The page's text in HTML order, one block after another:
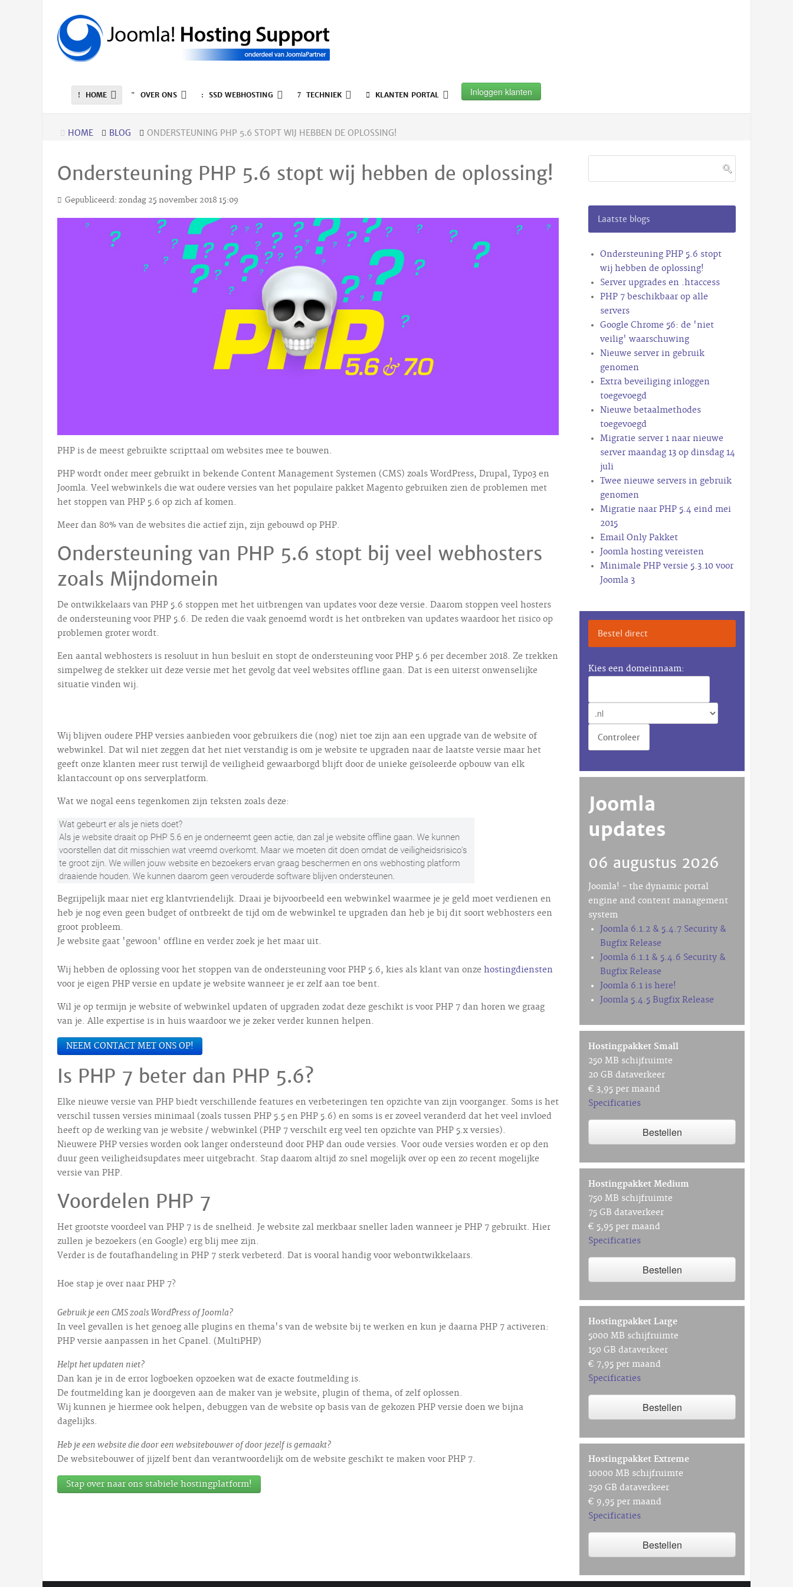
HOME OVER ONS SSD WEBHOSTING TECHNIEK KLANTEN PORTAL Inloggen klanten
HOME BLOG ONDERSTEUNING PHP 5.6 STOPT WIJ HEBBEN DE OPLOSSING!
Ondersteuning PHP 5.6 stopt wij hebben de oplossing!
Gepubliceerd: zondag 25 november 2018 15:09
PHP is de meest gebruikte scripttaal om websites mee te bouwen.
PHP wordt onder meer gebruikt in bekende Content Management Systemen (CMS) zoals WordPress, Drupal, Typo3 en
Joomla. Veel webwinkels die wat oudere versies van het populaire pakket Magento gebruiken zien de problemen met
het stoppen van PHP 5.6 op zich af komen.
Meer dan 80% van de websites die actief zijn, zijn gebouwd op PHP.
Ondersteuning van PHP 5.6 stopt bij veel webhosters
zoals Mijndomein
De ontwikkelaars van PHP 5.6 stoppen met het uitbrengen van updates voor deze versie. Daarom stoppen veel hosters
de ondersteuning voor PHP 5.6. De reden die vaak genoemd wordt is het ontbreken van updates waardoor het risico op
problemen groter wordt.
Een aantal webhosters is resoluut in hun besluit en stopt de ondersteuning voor PHP 5.6 per december 2018. Ze trekken
simpelweg de stekker uit deze versie met het gevolg dat veel websites offline gaan. Dat is een uiterst onwenselijke
situatie vinden wij.
Wij blijven oudere PHP versies aanbieden voor gebruikers die (nog) niet toe zijn aan een upgrade van de website of
webwinkel. Dat wil niet zeggen dat het niet verstandig is om je website te upgraden naar de laatste versie maar het
geeft onze klanten meer rust terwijl de veiligheid gewaarborgd blijft door de unieke geïsoleerde opbouw van elk
klantaccount op ons serverplatform.
Wat we nogal eens tegenkomen zijn teksten zoals deze:
Begrijpelijk maar niet erg klantvriendelijk. Draai je bijvoorbeeld een webwinkel waarmee je je geld moet verdienen en
heb je nog even geen budget of ontbreekt de tijd om de webwinkel te upgraden dan heb je bij dit soort webhosters een
groot probleem.
Je website gaat 'gewoon' offline en verder zoek je het maar uit.
Wij hebben de oplossing voor het stoppen van de ondersteuning voor PHP 5.6, kies als klant van onze hostingdiensten
voor je eigen PHP versie en update je website wanneer je er zelf aan toe bent.
Wil je op termijn je website of webwinkel updaten of upgraden zodat deze geschikt is voor PHP 7 dan horen we graag
van je. Alle expertise is in huis waardoor we je zeker verder kunnen helpen.
NEEM CONTACT MET ONS OP!
Is PHP 7 beter dan PHP 5.6?
Elke nieuwe versie van PHP biedt verschillende features en verbeteringen ten opzichte van zijn voorganger. Soms is het
verschil tussen versies minimaal (zoals tussen PHP 5.5 en PHP 5.6) en soms is er zoveel veranderd dat het veel invloed
heeft op de werking van je website / webwinkel (PHP 7 verschilt erg veel ten opzichte van PHP 5.x versies).
Nieuwere PHP versies worden ook langer ondersteund door PHP dan oude versies. Voor oude versies worden er op den
duur geen veiligheidsupdates meer uitgebracht. Stap daarom altijd zo snel mogelijk over op een zo recent mogelijke
versie van PHP.
Voordelen PHP 7
Het grootste voordeel van PHP 7 is de snelheid. Je website zal merkbaar sneller laden wanneer je PHP 7 gebruikt. Hier
zullen je bezoekers (en Google) erg blij mee zijn.
Verder is de foutafhandeling in PHP 7 sterk verbeterd. Dat is vooral handig voor webontwikkelaars.
Hoe stap je over naar PHP 7?
Gebruik je een CMS zoals WordPress of Joomla?
In veel gevallen is het genoeg alle plugins en thema's van de website bij te werken en kun je daarna PHP 7 activeren:
PHP versie aanpassen in het Cpanel. (MultiPHP)
Helpt het updaten niet?
Dan kan je in de error logboeken opzoeken wat de exacte foutmelding is.
De foutmelding kan je doorgeven aan de maker van je website, plugin of thema, of zelf oplossen.
Wij kunnen je hiermee ook helpen, debuggen van de website op basis van de gekozen PHP versie doen we bijna
dagelijks.
Heb je een website die door een websitebouwer of door jezelf is gemaakt?
De websitebouwer of jijzelf bent dan verantwoordelijk om de website geschikt te maken voor PHP 7.
Stap over naar ons stabiele hostingplatform!
Laatste blogs
Ondersteuning PHP 5.6 stopt
wij hebben de oplossing!
Server upgrades en .htaccess
PHP 7 beschikbaar op alle
servers
Google Chrome 56: de 'niet
veilig' waarschuwing
Nieuwe server in gebruik
genomen
Extra beveiliging inloggen
toegevoegd
Nieuwe betaalmethodes
toegevoegd
Migratie server 1 naar nieuwe
server maandag 13 op dinsdag 14
juli
Twee nieuwe servers in gebruik
genomen
Migratie naar PHP 5.4 eind mei
2015
Email Only Pakket
Joomla hosting vereisten
Minimale PHP versie 5.3.10 voor
Joomla 3
Bestel direct
Kies een domeinnaam:
Joomla
updates
06 augustus 2026
Joomla! - the dynamic portal
engine and content management
system
Joomla 6.1.2 & 5.4.7 Security &
Bugfix Release
Joomla 6.1.1 & 5.4.6 Security &
Bugfix Release
Joomla 6.1 is here!
Joomla 5.4.5 Bugfix Release
Hostingpakket Small
250 MB schijfruimte
20 GB dataverkeer
€ 3,95 per maand
Specificaties
Bestellen
Hostingpakket Medium
750 MB schijfruimte
75 GB dataverkeer
€ 5,95 per maand
Specificaties
Bestellen
Hostingpakket Large
5000 MB schijfruimte
150 GB dataverkeer
€ 7,95 per maand
Specificaties
Bestellen
Hostingpakket Extreme
10000 MB schijfruimte
250 GB dataverkeer
€ 9,95 per maand
Specificaties
Bestellen